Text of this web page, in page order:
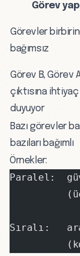
Görev
Görevler
bağımsız
Görev B, Görev
çıktısına ihtiyaç
duyuyor
Bazı görevler
bazıları bağımlı
Örnekler:
Paralel:
Sıralı: